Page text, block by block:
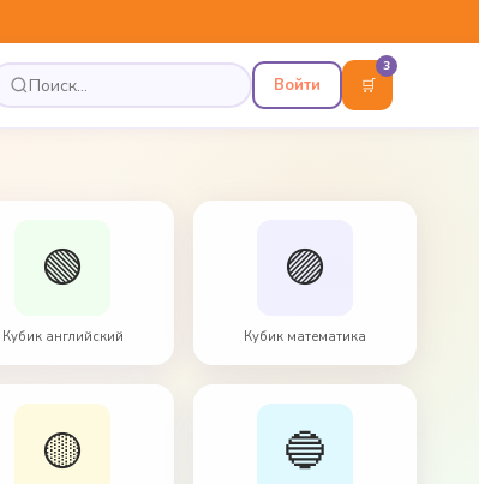
Войти 🛒
3
🟢
Кубик английский
🟣
Кубик математика
🟡 🔵